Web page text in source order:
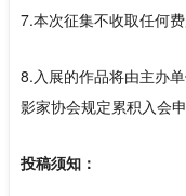
7.本次征集不收取任何
8.入展的作品将由主办
影家协会规定累积入会申
投稿须知：